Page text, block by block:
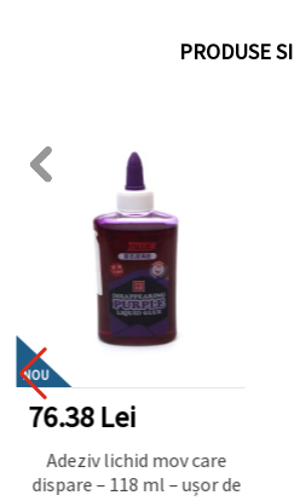
PRODUSE
NOU
76.38 Lei
Adeziv lichid mov care
dispare – 118 ml – ușor de